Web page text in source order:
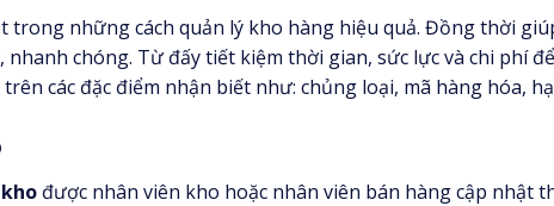
trong những cách quản lý kho hàng hiệu quả. Đồng thời
chóng. Từ đấy tiết kiệm thời gian, sức lực và chi phí
các đặc điểm nhận biết như: chủng loại, mã hàng hóa,
được nhân viên kho hoặc nhân viên bán hàng cập nhật